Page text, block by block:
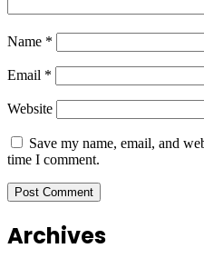
Name *
Email *
Website
Save my name, email, and
time I comment.
Archives